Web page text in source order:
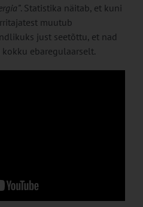
. Statistika näitab, et kuni
muutub
just seetõttu, et nad
ebaregulaarselt.